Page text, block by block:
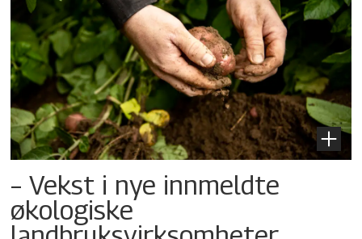
– Vekst i nye innmeldte
økologiske